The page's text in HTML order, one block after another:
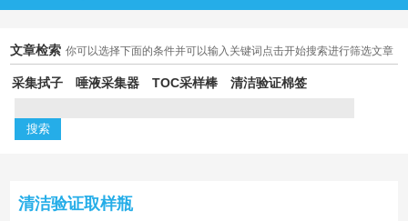
文章检索 你可以选择下面的条件并可以输入关键词点击开始搜索进行筛选文章
采集拭子 唾液采集器 TOC采样棒 清洁验证棉签
清洁验证取样瓶